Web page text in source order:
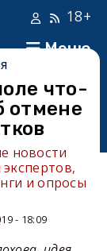
Меню
18+
что-
отмене
новости
и опросы
- 18:09